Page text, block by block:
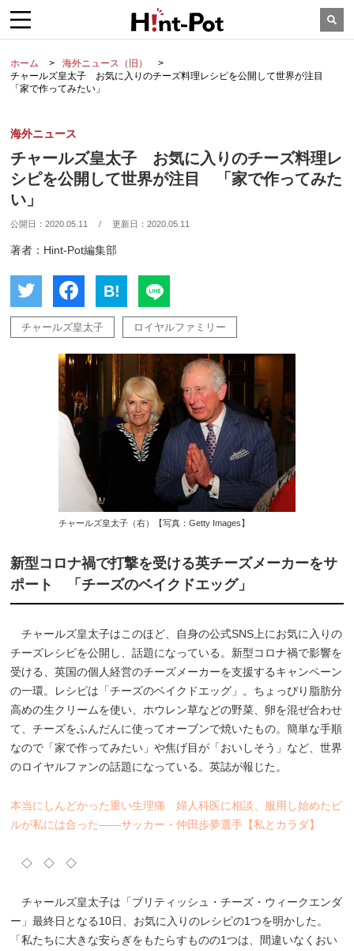
ホーム
海外ニュース（旧）
チャールズ皇太子 お気に入りのチーズ料理レシピを公開して世界が注目
「家で作ってみたい」
海外ニュース
チャールズ皇太子 お気に入りのチーズ料理レ
シピを公開して世界が注目 「家で作ってみた
い」
公開日：2020.05.11 / 更新日：2020.05.11
著者：Hint-Pot編集部
B!
チャールズ皇太子 ロイヤルファミリー
チャールズ皇太子（右）【写真：Getty Images】
新型コロナ禍で打撃を受ける英チーズメーカーをサ
ポート 「チーズのベイクドエッグ」
チャールズ皇太子はこのほど、自身の公式SNS上にお気に入りの
チーズレシピを公開し、話題になっている。新型コロナ禍で影響を
受ける、英国の個人経営のチーズメーカーを支援するキャンペーン
の一環。レシピは「チーズのベイクドエッグ」。ちょっぴり脂肪分
高めの生クリームを使い、ホウレン草などの野菜、卵を混ぜ合わせ
て、チーズをふんだんに使ってオーブンで焼いたもの。簡単な手順
なので「家で作ってみたい」や焦げ目が「おいしそう」など、世界
のロイヤルファンの話題になっている。英誌が報じた。
本当にしんどかった重い生理痛 婦人科医に相談、服用し始めたピ
ルが私には合った――サッカー・仲田歩夢選手【私とカラダ】
◇ ◇ ◇
チャールズ皇太子は「ブリティッシュ・チーズ・ウィークエンダ
ー」最終日となる10日、お気に入りのレシピの1つを明かした。
「私たちに大きな安らぎをもたらすものの1つは、間違いなくおい